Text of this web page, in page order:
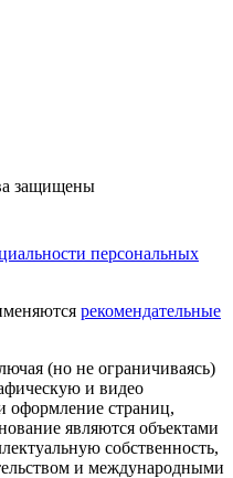
защищены
персональных
рекомендательные
(но не ограничиваясь)
и видео
оформление страниц,
являются объектами
собственность,
и международными